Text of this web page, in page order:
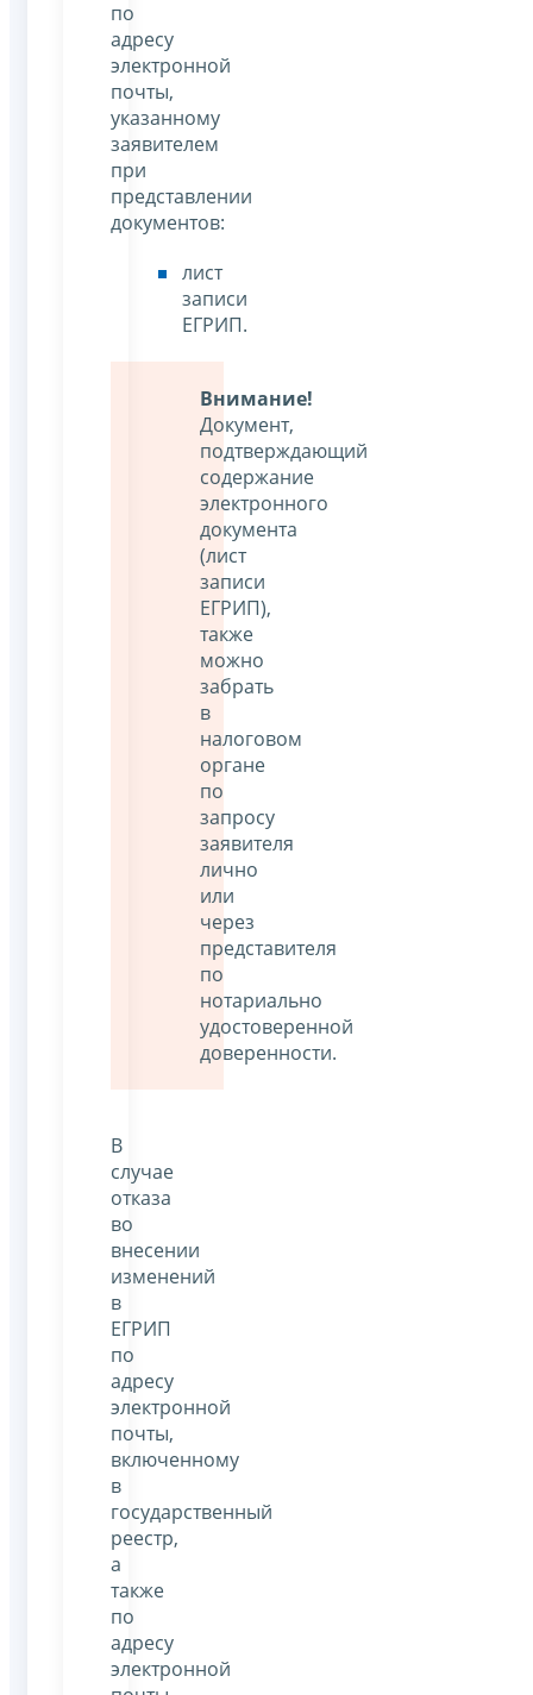
по
адресу
электронной
почты,
указанному
заявителем
при
представлении
документов:
лист
записи
ЕГРИП.
Внимание!
Документ,
подтверждающий
содержание
электронного
документа
(лист
записи
ЕГРИП),
также
можно
забрать
в
налоговом
органе
по
запросу
заявителя
лично
или
через
представителя
по
нотариально
удостоверенной
доверенности.
В
случае
отказа
во
внесении
изменений
в
ЕГРИП
по
адресу
электронной
почты,
включенному
в
государственный
реестр,
а
также
по
адресу
электронной